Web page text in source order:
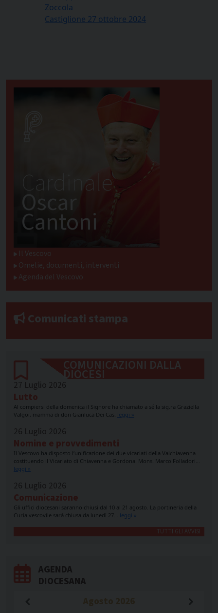
Zoccola
Castiglione 27 ottobre 2024
Cardinale
Oscar
Cantoni
Il Vescovo
Omelie, documenti, interventi
Agenda del Vescovo
Comunicati stampa
COMUNICAZIONI DALLA
DIOCESI
27 Luglio 2026
Lutto
Al compiersi della domenica il Signore ha chiamato a sé la sig.ra Graziella
Valgoi, mamma di don Gianluca Dei Cas. leggi »
26 Luglio 2026
Nomine e provvedimenti
Il Vescovo ha disposto l’unificazione dei due vicariati della Valchiavenna
costituendo il Vicariato di Chiavenna e Gordona. Mons. Marco Folladori…
leggi »
26 Luglio 2026
Comunicazione
Gli uffici diocesani saranno chiusi dal 10 al 21 agosto. La portineria della
Curia vescovile sarà chiusa da lunedì 27… leggi »
TUTTI GLI AVVISI
AGENDA
DIOCESANA